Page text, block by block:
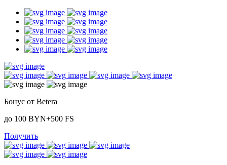
Бонус от Betera
до 100 BYN+500 FS
Получить